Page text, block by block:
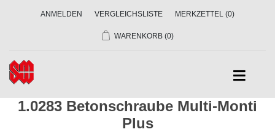
ANMELDEN VERGLEICHSLISTE MERKZETTEL (0)
WARENKORB (0)
1.0283 Betonschraube Multi-Monti
Plus